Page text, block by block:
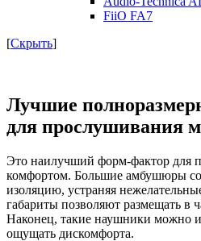
FiiO FA7
[Скрыть]
Лучшие
для прослушивания
Это наилучший форм-фактор для
комфортом. Большие амбушюры
изоляцию, устраняя
габариты позволяют размещать в
Наконец, такие наушники можно
ощущать дискомфорта.